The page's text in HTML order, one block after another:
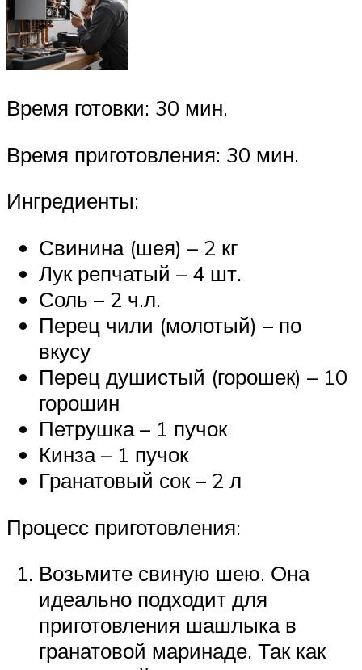
Время готовки: 30 мин.
Время приготовления: 30 мин.
Ингредиенты:
Свинина (шея) – 2 кг
Лук репчатый – 4 шт.
Соль – 2 ч.л.
Перец чили (молотый) – по
вкусу
Перец душистый (горошек) – 10
горошин
Петрушка – 1 пучок
Кинза – 1 пучок
Гранатовый сок – 2 л
Процесс приготовления:
Возьмите свиную шею. Она
идеально подходит для
приготовления шашлыка в
гранатовой маринаде. Так как